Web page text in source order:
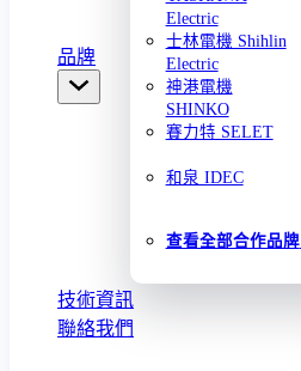
品牌
Electric
士林電機 Shihlin
Electric
神港電機
SHINKO
賽力特 SELET
和泉 IDEC
查看全部合作品牌
技術資訊
聯絡我們